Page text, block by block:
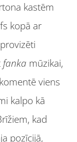
kastēm
kopā ar
fanka mūzikai,
viens
kalpo kā
kad
pozīcijā,